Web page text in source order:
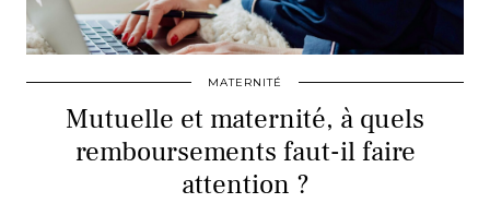
MATERNITÉ
Mutuelle et maternité, à quels
remboursements faut-il faire
attention ?